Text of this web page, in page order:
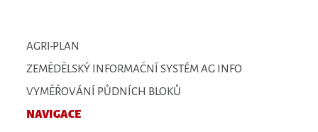
AGRI-PLAN
ZEMĚDĚLSKÝ INFORMAČNÍ SYSTÉM AG INFO
VYMĚŘOVÁNÍ PŮDNÍCH BLOKŮ
NAVIGACE